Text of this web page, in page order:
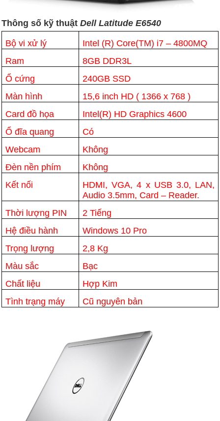
Thông số kỹ thuật Dell Latitude E6540
Bộ vi xử lý
Intel (R) Core(TM) i7 – 4800MQ
Ram
8GB DDR3L
Ổ cứng
240GB SSD
Màn hình
15,6 inch HD ( 1366 x 768 )
Card đồ họa
Intel(R) HD Graphics 4600
Ổ đĩa quang
Có
Webcam
Không
Đèn nền phím
Không
Kết nối
HDMI, VGA, 4 x USB 3.0, LAN,
Audio 3.5mm, Card – Reader.
Thời lượng PIN
2 Tiếng
Hệ điều hành
Windows 10 Pro
Trọng lượng
2,8 Kg
Màu sắc
Bạc
Chất liệu
Hợp Kim
Tình trạng máy
Cũ nguyên bản